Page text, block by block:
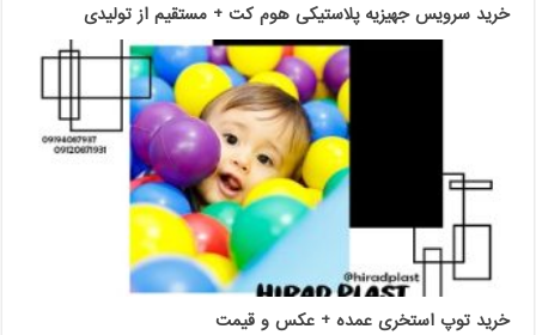
خرید سرویس جهیزیه پلاستیکی هوم کت + مستقیم از تولیدی
خرید توپ استخری عمده + عکس و قیمت